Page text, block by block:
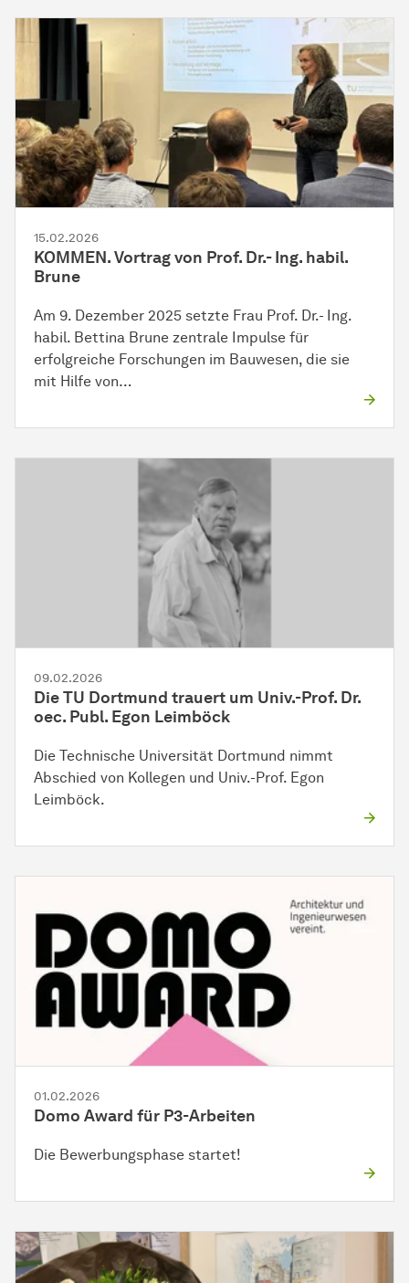
15.02.2026
KOMMEN. Vortrag von Prof. Dr.- Ing. habil.
Brune
Am 9. Dezember 2025 setzte Frau Prof. Dr.- Ing.
habil. Bettina Brune zentrale Impulse für
erfolgreiche Forschungen im Bauwesen, die sie
mit Hilfe von…
09.02.2026
Die TU Dortmund trauert um Univ.-Prof. Dr.
oec. Publ. Egon Leimböck
Die Technische Universität Dortmund nimmt
Abschied von Kollegen und Univ.-Prof. Egon
Leimböck.
01.02.2026
Domo Award für P3-Arbeiten
Die Bewerbungsphase startet!